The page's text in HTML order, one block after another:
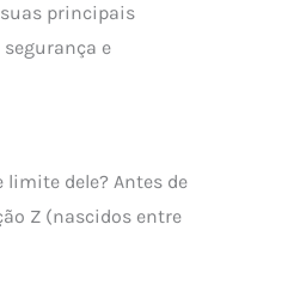
suas principais
e
limite dele? Antes de
Z (nascidos entre